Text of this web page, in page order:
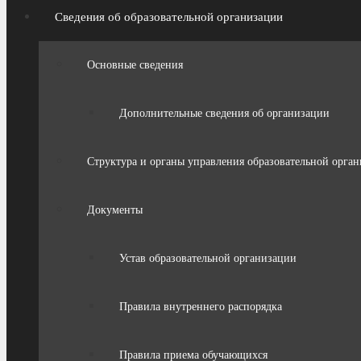
Сведения об образовательной организации
Основные сведения
Дополнительные сведения об организации
Структура и органы управления образовательной
Документы
Устав образовательной организации
Правила внутреннего распорядка
Правила приема обучающихся